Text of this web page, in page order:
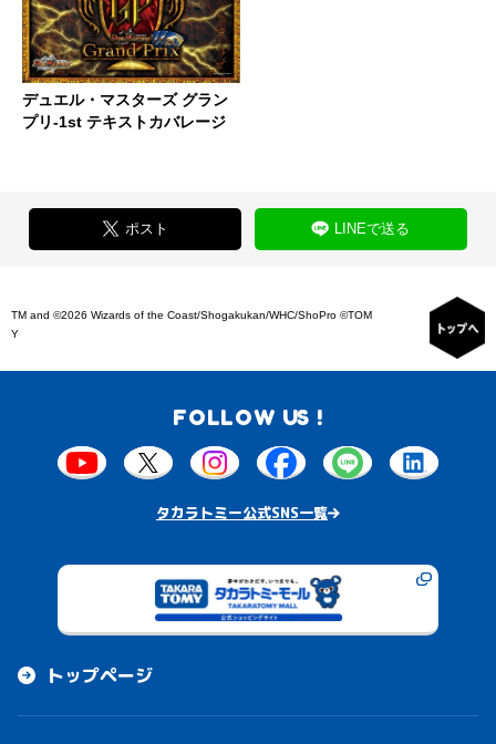
デュエル・マスターズ グラン
プリ-1st テキストカバレージ
ポスト LINEで送る
TM and ©2026 Wizards of the Coast/Shogakukan/WHC/ShoPro ©TOM
Y
FOLLOW US !
タカラトミー公式SNS一覧
トップページ